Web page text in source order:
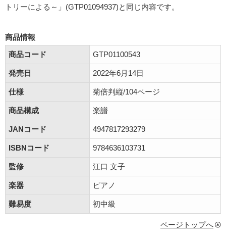
トリーによる～」(GTP01094937)と同じ内容です。
商品情報
商品コード
GTP01100543
発売日 2022年6月14日
仕様 菊倍判縦/104ページ
商品構成 楽譜
JANコード 4947817293279
ISBNコード 9784636103731
監修 江口 文子
楽器 ピアノ
難易度 初中級
ページトップへ